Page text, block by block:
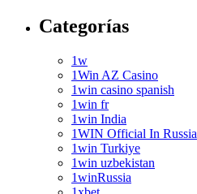
Categorías
1w
1Win AZ Casino
1win casino spanish
1win fr
1win India
1WIN Official In Russia
1win Turkiye
1win uzbekistan
1winRussia